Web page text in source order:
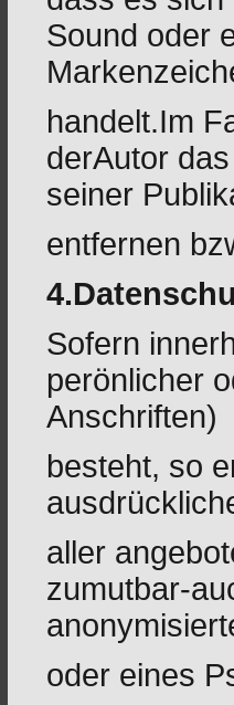
Sound oder
handelt.Im
derAutor
seiner
entfernen
Sofern
perönlicher
Anschriften)
besteht, so
aller
zumutbar-
oder eines